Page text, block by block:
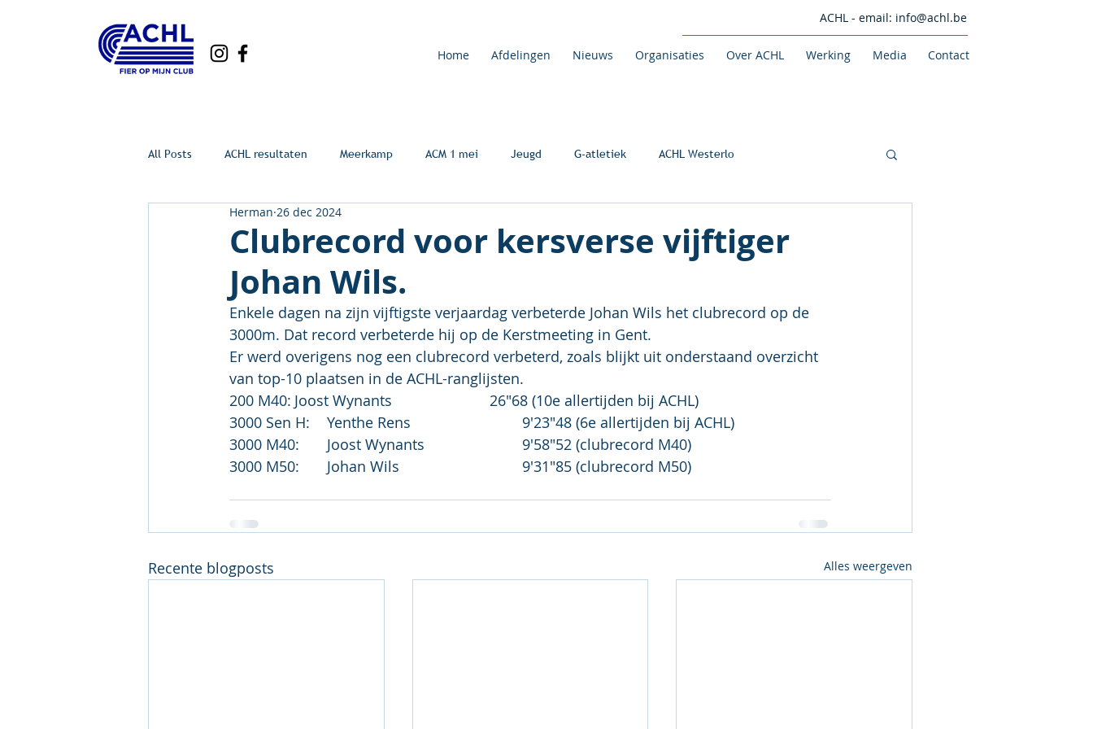
ACHL - email: info@achl.be
Home Afdelingen Nieuws Organisaties Over ACHL Werking Media Contact
All Posts ACHL resultaten Meerkamp ACM 1 mei Jeugd G-atletiek ACHL Westerlo
Clubrecord voor kersverse vijftiger
Johan Wils.
Herman 26 dec 2024
Enkele dagen na zijn vijftigste verjaardag verbeterde Johan Wils het clubrecord op de
3000m. Dat record verbeterde hij op de Kerstmeeting in Gent.
Er werd overigens nog een clubrecord verbeterd, zoals blijkt uit onderstaand overzicht
van top-10 plaatsen in de ACHL-ranglijsten.
200 M40:	Joost Wynants			26"68 (10e allertijden bij ACHL)
3000 Sen H:	Yenthe Rens				9'23"48 (6e allertijden bij ACHL)
3000 M40:	Joost Wynants			9'58"52 (clubrecord M40)
3000 M50:	Johan Wils				9'31"85 (clubrecord M50)
Recente blogposts Alles weergeven